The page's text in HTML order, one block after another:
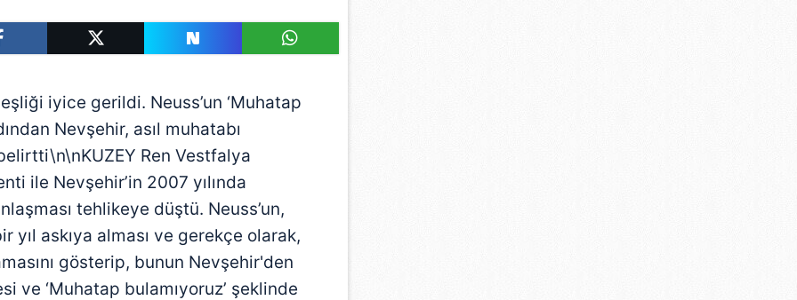
iyice gerildi. Neuss’un ‘Muhatap
Nevşehir, asıl muhatabı
Ren Vestfalya
ile Nevşehir’in 2007 yılında
tehlikeye düştü. Neuss’un,
yıl askıya alması ve gerekçe olarak,
gösterip, bunun Nevşehir'den
ve ‘Muhatap bulamıyoruz’ şeklinde